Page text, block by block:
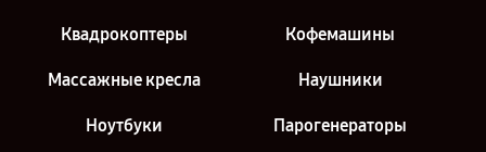
Квадрокоптеры Кофемашины
Массажные кресла Наушники
Ноутбуки Парогенераторы